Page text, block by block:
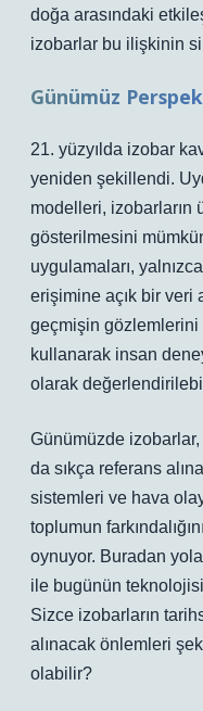
doğa arasındaki
izobarlar bu ilişkinin
Günümüz
21. yüzyılda izobar
yeniden şekillendi.
modelleri, izobarların
gösterilmesini
uygulamaları,
erişimine açık bir veri
geçmişin gözlemlerini
kullanarak insan
olarak
Günümüzde
da sıkça referans
sistemleri ve hava
toplumun
oynuyor. Buradan
ile bugünün
Sizce izobarların
alınacak önlemleri
olabilir?